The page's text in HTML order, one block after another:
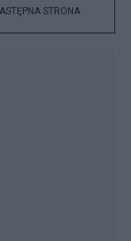
STRONA